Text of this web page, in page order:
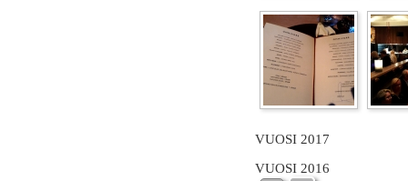
VUOSI 2017
VUOSI 2016